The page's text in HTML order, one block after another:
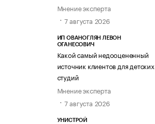
Мнение эксперта
7 августа 2026
ИП ОВАНОГЛЯН ЛЕВОН
ОГАНЕСОВИЧ
Какой самый недооцененный
источник клиентов для детских
студий
Мнение эксперта
7 августа 2026
УНИСТРОЙ